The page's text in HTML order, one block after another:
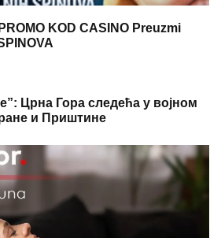
KOD CASINO Preuzmi
Црна Гора следећа у војном
и Приштине